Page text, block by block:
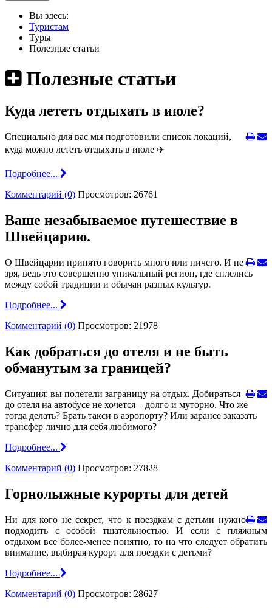
Вы здесь:
Туристам
Туры
Полезные статьи
Полезные статьи
Куда лететь отдыхать в июле?
Специально для вас мы подготовили список локаций,
куда можно лететь отдыхать в июле ✈️
Подробнее...
Комментарий (0) Просмотров: 26761
Ваше незабываемое путешествие в
Швейцарию.
О Швейцарии принято говорить много или ничего. И не
зря, ведь это совершенно уникальный регион, где сплелись
между собой традиции и обычаи разных культур.
Подробнее...
Комментарий (0) Просмотров: 21978
Как добраться до отеля и не быть
обманутым за границей?
Ситуация: вы полетели заграницу на отдых. Добираться
до отеля на автобусе не хочется – долго и муторно. Что же
тогда делать? Брать такси в аэропорту? Или заранее заказать
трансфер лично для себя любимого?
Подробнее...
Комментарий (0) Просмотров: 27828
Горнолыжные курорты для детей
Ни для кого не секрет, что к поездкам с детьми нужно
подходить с особой тщательностью. И если с пляжным
отдыхом все более-менее понятно, то на что следует обратить
внимание, выбирая курорт для поездки с детьми?
Подробнее...
Комментарий (0) Просмотров: 28627